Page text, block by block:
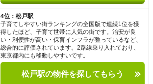
4位：松戸駅
子育てしやすい街ランキングの全国版で連続1位を獲
得したほど、子育て世帯に人気の街です。治安が良
い・利便性が高い・保育インフラが整っているなど、
総合的に評価されています。2路線乗り入れており、
東京都内にも移動しやすいです。
松戸駅の物件を探してもらう